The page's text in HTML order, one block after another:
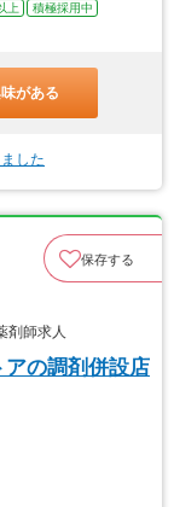
上
積極採用中
がある
した
保存する
師求人
アの調剤併設店